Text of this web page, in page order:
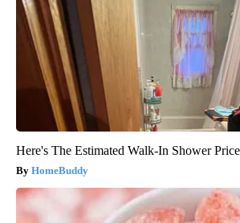
Here's The Estimated Walk-In Shower
HomeBuddy